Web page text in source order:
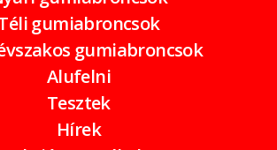
gumiabroncsok
gumiabroncsok
Alufelni
Tesztek
Hírek